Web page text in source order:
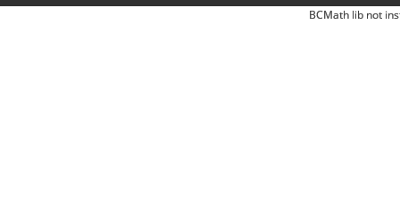
BCMath lib not